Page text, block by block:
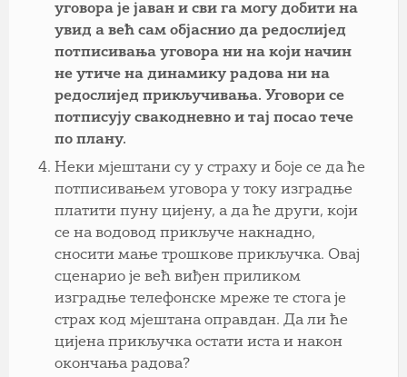
уговора је јаван и сви га могу добити на
увид а већ сам објаснио да редослијед
потписивања уговора ни на који начин
не утиче на динамику радова ни на
редослијед прикључивања. Уговори се
потписују свакодневно и тај посао тече
по плану.
Неки мјештани су у страху и боје се да ће
потписивањем уговора у току изградње
платити пуну цијену, а да ће други, који
се на водовод прикључе накнадно,
сносити мање трошкове прикључка. Овај
сценарио је већ виђен приликом
изградње телефонске мреже те стога је
страх код мјештана оправдан. Да ли ће
цијена прикључка остати иста и након
окончања радова?